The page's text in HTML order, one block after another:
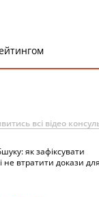
всі відео
як зафіксувати
не втратити докази